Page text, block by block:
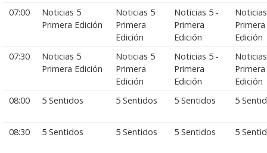
07:00
Noticias 5
Primera Edición
Noticias 5
Primera
Edición
Noticias 5 -
Primera
Edición
Primera
Edición
07:30
Noticias 5
Primera Edición
Noticias 5
Primera
Edición
Noticias 5 -
Primera
Edición
Primera
Edición
08:00
5 Sentidos 5 Sentidos 5 Sentidos 5
08:30 5 Sentidos 5 Sentidos 5 Sentidos 5